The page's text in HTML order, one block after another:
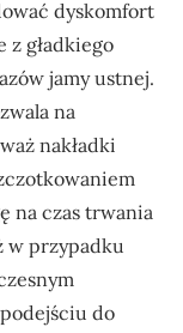
dyskomfort
z gładkiego
jamy ustnej.
na
nakładki
na czas trwania
w przypadku
do